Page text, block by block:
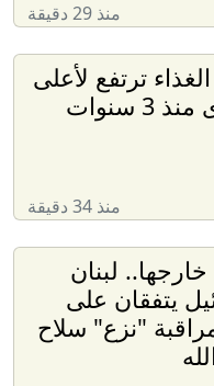
منذ 29 دقيقة
ترتفع لأعلى
سنوات
منذ 34 دقيقة
لبنان
يتفقان على
"نزع" سلاح